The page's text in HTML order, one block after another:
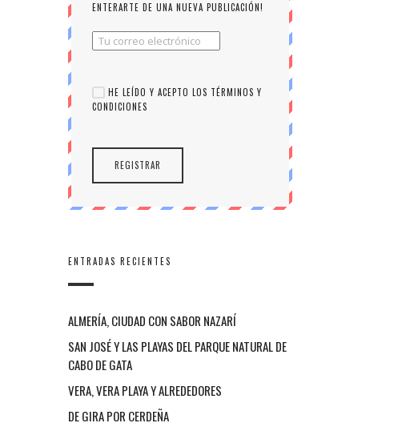
ENTERARTE DE UNA NUEVA PUBLICACIÓN!
HE LEÍDO Y ACEPTO LOS TÉRMINOS Y
CONDICIONES
ENTRADAS RECIENTES
ALMERÍA, CIUDAD CON SABOR NAZARÍ
SAN JOSÉ Y LAS PLAYAS DEL PARQUE NATURAL DE
CABO DE GATA
VERA, VERA PLAYA Y ALREDEDORES
DE GIRA POR CERDEÑA